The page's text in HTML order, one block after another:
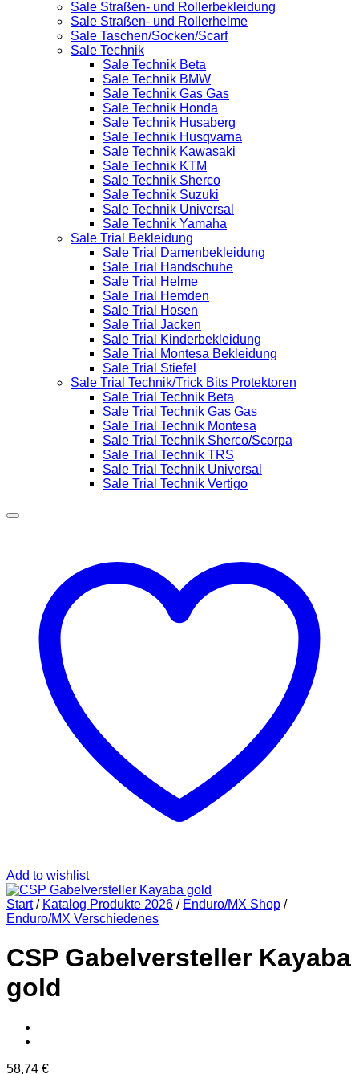
Sale Straßen- und Rollerbekleidung
Sale Straßen- und Rollerhelme
Sale Taschen/Socken/Scarf
Sale Technik
Sale Technik Beta
Sale Technik BMW
Sale Technik Gas Gas
Sale Technik Honda
Sale Technik Husaberg
Sale Technik Husqvarna
Sale Technik Kawasaki
Sale Technik KTM
Sale Technik Sherco
Sale Technik Suzuki
Sale Technik Universal
Sale Technik Yamaha
Sale Trial Bekleidung
Sale Trial Damenbekleidung
Sale Trial Handschuhe
Sale Trial Helme
Sale Trial Hemden
Sale Trial Hosen
Sale Trial Jacken
Sale Trial Kinderbekleidung
Sale Trial Montesa Bekleidung
Sale Trial Stiefel
Sale Trial Technik/Trick Bits Protektoren
Sale Trial Technik Beta
Sale Trial Technik Gas Gas
Sale Trial Technik Montesa
Sale Trial Technik Sherco/Scorpa
Sale Trial Technik TRS
Sale Trial Technik Universal
Sale Trial Technik Vertigo
Add to wishlist
Start / Katalog Produkte 2026 / Enduro/MX Shop /
Enduro/MX Verschiedenes
CSP Gabelversteller Kayaba
gold
58,74 €